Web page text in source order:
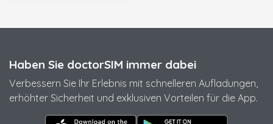
Haben Sie doctorSIM immer dabei
Verbessern Sie Ihr Erlebnis mit schnelleren Aufladungen,
erhöhter Sicherheit und exklusiven Vorteilen für die App.